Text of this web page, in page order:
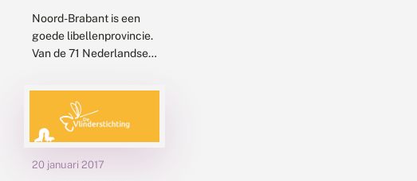
Noord-Brabant is een
goede libellenprovincie.
Van de 71 Nederlandse
Brabant aanwezig of
aanwezig geweest.
Vergeleken met de
periode tussen 1970...
20 januari 2017